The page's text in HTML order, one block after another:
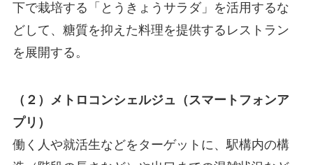
下で栽培する「とうきょうサラダ」を活用するな
どして、糖質を抑えた料理を提供するレストラン
を展開する。
（２）メトロコンシェルジュ（スマートフォンア
プリ）
働く人や就活生などをターゲットに、駅構内の構